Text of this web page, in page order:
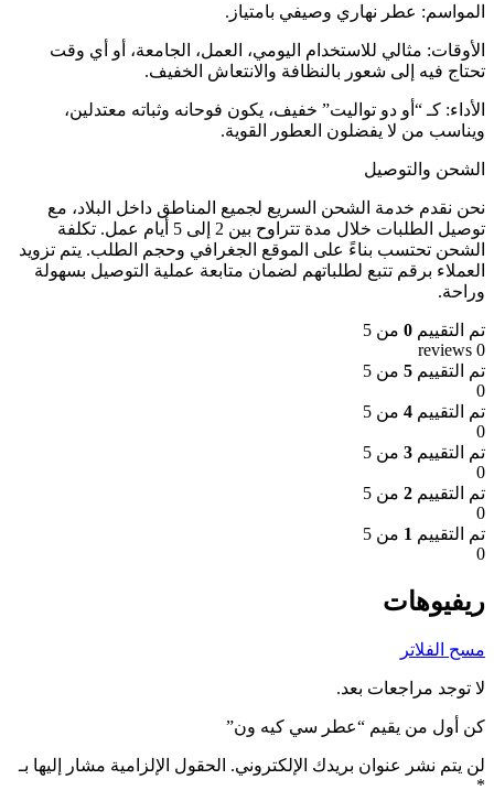
المواسم: عطر نهاري وصيفي بامتياز.
الأوقات: مثالي للاستخدام اليومي، العمل، الجامعة، أو أي وقت
تحتاج فيه إلى شعور بالنظافة والانتعاش الخفيف.
الأداء: كـ “أو دو تواليت” خفيف، يكون فوحانه وثباته معتدلين،
ويناسب من لا يفضلون العطور القوية.
الشحن والتوصيل
نحن نقدم خدمة الشحن السريع لجميع المناطق داخل البلاد، مع
توصيل الطلبات خلال مدة تتراوح بين 2 إلى 5 أيام عمل. تكلفة
الشحن تحتسب بناءً على الموقع الجغرافي وحجم الطلب. يتم تزويد
العملاء برقم تتبع لطلباتهم لضمان متابعة عملية التوصيل بسهولة
وراحة.
تم التقييم 0 من 5
0 reviews
تم التقييم 5 من 5
0
تم التقييم 4 من 5
0
تم التقييم 3 من 5
0
تم التقييم 2 من 5
0
تم التقييم 1 من 5
0
ريفيوهات
مسح الفلاتر
لا توجد مراجعات بعد.
كن أول من يقيم “عطر سي كيه ون”
لن يتم نشر عنوان بريدك الإلكتروني. الحقول الإلزامية مشار إليها بـ
*